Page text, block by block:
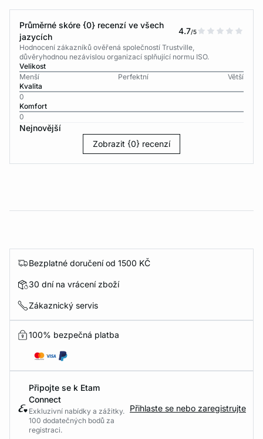
Průměrné skóre {0} recenzí ve všech
jazycích
4.7/5
Hodnocení zákazníků ověřená společností Trustville,
důvěryhodnou nezávislou organizací splňující normu ISO.
Velikost
Menší
Perfektní
Větší
Kvalita
0
Komfort
0
Nejnovější
Zobrazit {0} recenzí
Bezplatné doručení od 1500 KČ
30 dní na vrácení zboží
Zákaznický servis
100% bezpečná platba
Připojte se k Etam
Connect
Exkluzivní nabídky a zážitky.
100 dodatečných bodů za
registraci.
Přihlaste se nebo zaregistrujte